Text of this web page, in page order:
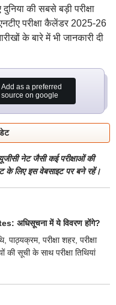
की सबसे बड़ी परीक्षा
परीक्षा कैलेंडर 2025-26
के बारे में भी जानकारी दी
Add as a preferred
source on google
नेट जैसी कई परीक्षाओं की
के लिए इस वेबसाइट पर बने रहें।
अधिसूचना में ये विवरण होंगे?
परीक्षा शहर, परीक्षा
सूची के साथ परीक्षा तिथियां